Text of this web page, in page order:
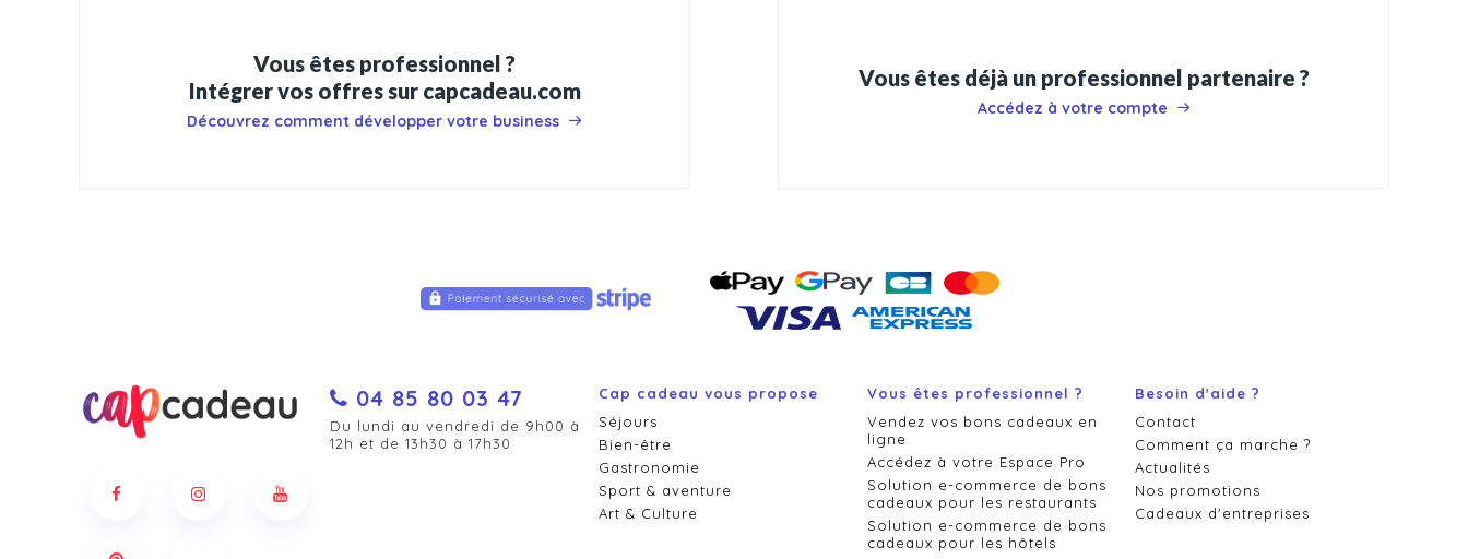
Vous êtes professionnel ?
Intégrer vos offres sur capcadeau.com
Découvrez comment développer votre business
Vous êtes déjà un professionnel partenaire ?
Accédez à votre compte
04 85 80 03 47
Du lundi au vendredi de 9h00 à
12h et de 13h30 à 17h30
Cap cadeau vous propose
Séjours
Bien-être
Gastronomie
Sport & aventure
Art & Culture
Vous êtes professionnel ?
Vendez vos bons cadeaux en
ligne
Accédez à votre Espace Pro
Solution e-commerce de bons
cadeaux pour les restaurants
Solution e-commerce de bons
cadeaux pour les hôtels
Besoin d'aide ?
Contact
Comment ça marche ?
Actualités
Nos promotions
Cadeaux d'entreprises